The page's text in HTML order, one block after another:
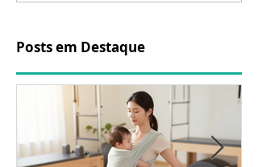
Posts em Destaque